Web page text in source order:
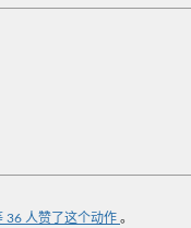
36 人赞了这个动作 。